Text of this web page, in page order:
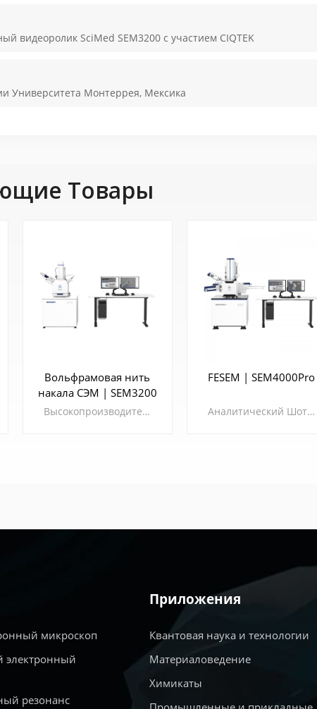
видеоролик SciMed SEM3200 с участием CIQTEK
Университета Монтеррея, Мексика
Товары
Вольфрамовая нить
накала СЭМ | SEM3200
Высокопроизводительный и универсальный СЭМ с вольфрамовой нитью Микроскоп The СЭМ-микроскоп CIQTEK SEM3200 — превосходный универсальный сканирующий электронный микроскоп (СЭМ) с вольфрамовой нитью накала и выдающимися общими характеристиками. Уникальная конструкция электронной пушки с двумя анодами обеспечивает высокое разрешение и улучшенное соотношение сигнал/шум при низких напряжениях возбуждения. Кроме того, SEM3200 предлагается с широким набором дополнительных аксессуаров, что делает его универсальным аналитическим прибором с превосходными возможностями расширения.
УЗНАТЬ
FESEM | SEM4000Pro
Аналитический Шоттки Сканирующий электронный микроскоп с полевой эмиссией (FESEM) CIQTEK SEM4000Pro аналитическая модель FE-SEM, оснащенная высокояркой и долговечной полевой электронной пушкой Шоттки. Ее трехступенчатая конструкция электромагнитной линзы обеспечивает значительные преимущества в аналитических приложениях, таких как EDS / EDX, EBSD, WDS и т. д. Модель стандартно поставляется с режимом низкого вакуума и высокопроизводительным низковакуумным вторичным электронным детектором, а также выдвижным детектором обратно рассеянных электронов, что позволяет наблюдать за плохо проводящими или непроводящими образцами.
УЗНАТЬ
микроскоп
электронный
резонанс
Приложения
Квантовая наука и технологии
Материаловедение
Химикаты